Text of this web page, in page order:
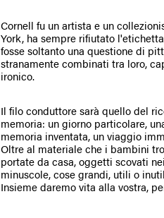
Cornell fu un artista e un
York, ha sempre rifiutato
fosse soltanto una questione di
stranamente combinati tra loro,
ironico.
Il filo conduttore sarà quello del
memoria: un giorno particolare,
memoria inventata, un viaggio
Oltre al materiale che i bambini
portate da casa, oggetti scovati
minuscole, cose grandi, utili o
Insieme daremo vita alla vostra,